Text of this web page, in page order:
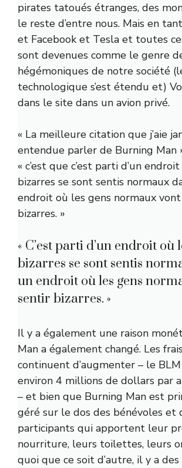
pirates tatoués étranges, des
le reste d’entre nous. Mais en
et Facebook et Tesla et toutes
sont devenues comme le genre
hégémoniques de notre société
technologique s’est étendu et)
dans le site dans un avion privé.
« La meilleure citation que j’aie
entendue parler de Burning Man
« c’est que c’est parti d’un
bizarres se sont sentis normaux
endroit où les gens normaux
bizarres. »
« C’est parti d’un endroit où
bizarres se sont sentis
un endroit où les gens
sentir bizarres. »
Il y a également une raison
Man a également changé. Les
continuent d’augmenter – le
environ 4 millions de dollars par
– et bien que Burning Man est
géré sur le dos des bénévoles et
participants qui apportent leur
nourriture, leurs toilettes, leurs
quoi que ce soit d’autre, il y a